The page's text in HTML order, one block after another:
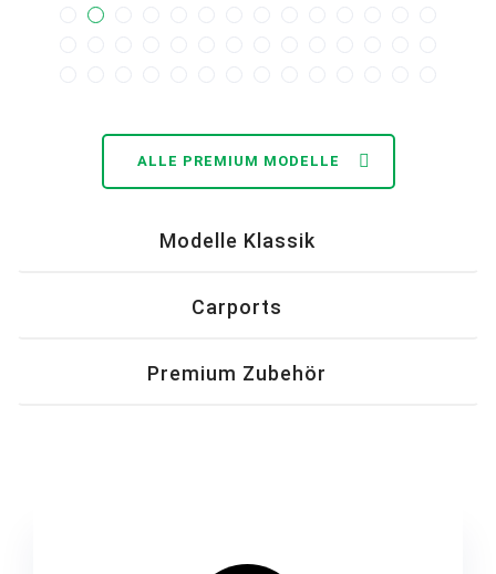
ALLE PREMIUM MODELLE
Modelle Klassik
Carports
Premium Zubehör